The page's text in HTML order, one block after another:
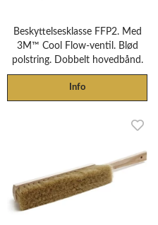
Beskyttelsesklasse FFP2. Med
3M™ Cool Flow-ventil. Blød
polstring. Dobbelt hovedbånd.
Info